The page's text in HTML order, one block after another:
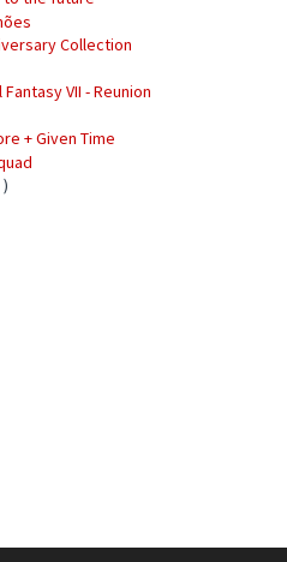
Collection
VII - Reunion
+ Given Time